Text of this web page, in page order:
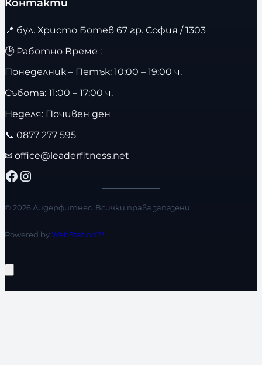
📍 бул. Христо Ботев 67 гр. София / 1303
🕒 Работно Време :
Понеделник – Петък: 10:00 – 19:00 ч.
Събота: 11:00 – 17:00 ч.
Неделя: Почивен ден
📞 0877 277 595
✉ office@leaderfitness.net
Facebook Instagram
© 2026 Лидерфитнес. Всички права запазени.
Powered byWebStation™